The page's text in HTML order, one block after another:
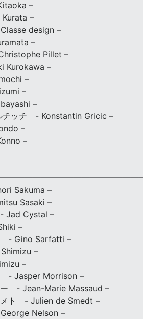
–
–
design –
–
Pillet –
Kurokawa –
–
–
–
チッチ - Konstantin Gricic –
–
–
Sakuma –
Sasaki –
Jad Cystal –
–
- Gino Sarfatti –
–
–
- Jasper Morrison –
ー - Jean-Marie Massaud –
メト - Julien de Smedt –
Nelson –